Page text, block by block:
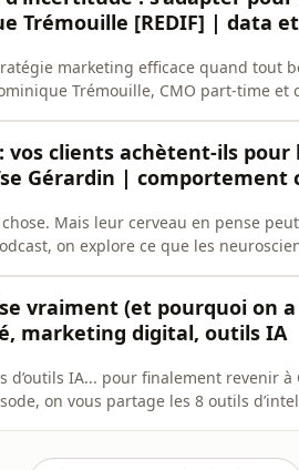
Trémouille [REDIF] | data
marketing efficace quand tout
Trémouille, CMO part-time
vos clients achètent-ils pour
Gérardin | comportement
Mais leur cerveau en pense
on explore ce que les
vraiment (et pourquoi on
marketing digital, outils IA
d’outils IA... pour finalement revenir à
on vous partage les 8 outils